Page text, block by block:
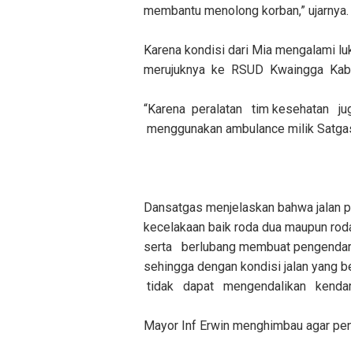
membantu menolong korban,” ujarnya.
Karena kondisi dari Mia mengalami
merujuknya ke RSUD Kwaingga
“Karena peralatan tim kesehatan
menggunakan ambulance milik
Dansatgas menjelaskan bahwa jalan
kecelakaan baik roda dua maupun
serta berlubang membuat
sehingga dengan kondisi jalan yang
tidak dapat mengendalikan
Mayor Inf Erwin menghimbau agar